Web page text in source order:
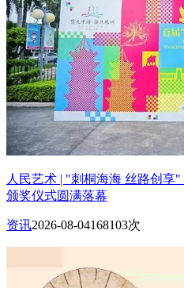
人民艺术 | "刺桐海海 丝路创
颁奖仪式圆满落幕
资讯2026-08-04168103次